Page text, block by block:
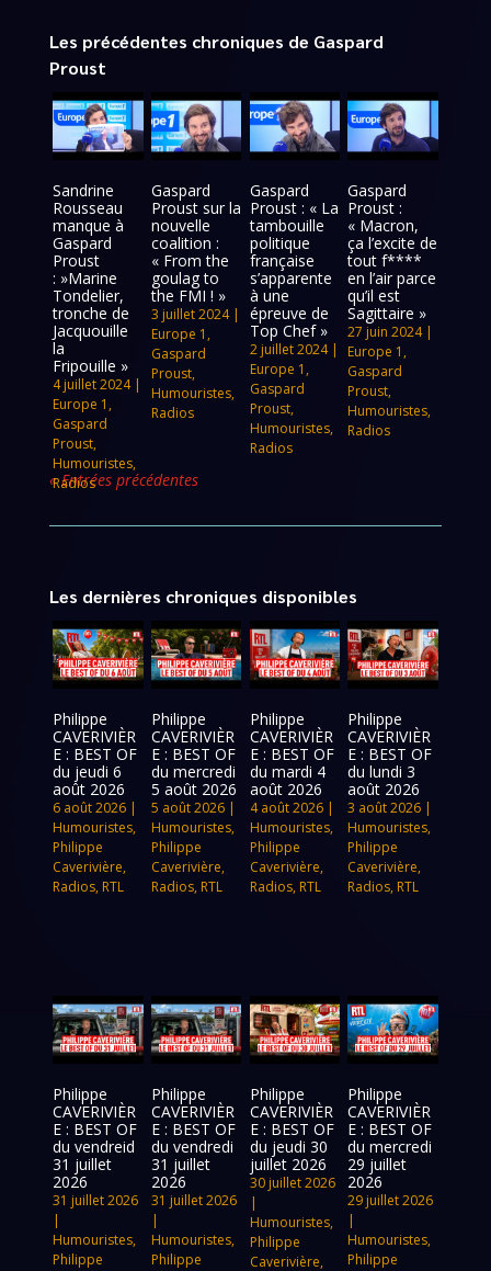
Les précédentes chroniques de Gaspard
Proust
Sandrine
Rousseau
manque à
Gaspard
Proust
: »Marine
Tondelier,
tronche de
Jacquouille
la
Fripouille »
4 juillet 2024|
Europe 1 ,
Gaspard
Proust,
Humouristes,
Radios
Gaspard
Proust sur la
nouvelle
coalition :
« From the
goulag to
the FMI ! »
3 juillet 2024|
Europe 1 ,
Gaspard
Proust,
Humouristes,
Radios
Gaspard
Proust : « La
tambouille
politique
française
s’apparente
à une
épreuve de
Top Chef »
2 juillet 2024|
Europe 1 ,
Gaspard
Proust,
Humouristes,
Radios
Gaspard
Proust :
« Macron,
ça l’excite de
tout f****
en l’air parce
qu’il est
Sagittaire »
27 juin 2024|
Europe 1 ,
Gaspard
Proust,
Humouristes,
Radios
« Entrées précédentes
Les dernières chroniques disponibles
Philippe
CAVERIVIÈR
E : BEST OF
du jeudi 6
août 2026
6 août 2026 |
Humouristes,
Philippe
Caverivière,
Radios, RTL
Philippe
CAVERIVIÈR
E : BEST OF
du mercredi
5 août 2026
5 août 2026|
Humouristes,
Philippe
Caverivière,
Radios, RTL
Philippe
CAVERIVIÈR
E : BEST OF
du mardi 4
août 2026
4 août 2026|
Humouristes,
Philippe
Caverivière,
Radios, RTL
Philippe
CAVERIVIÈR
E : BEST OF
du lundi 3
août 2026
3 août 2026 |
Humouristes,
Philippe
Caverivière,
Radios, RTL
Philippe
CAVERIVIÈR
E : BEST OF
du vendreid
31 juillet
2026
31 juillet 2026
|
Humouristes,
Philippe
Philippe
CAVERIVIÈR
E : BEST OF
du vendredi
31 juillet
2026
31 juillet 2026
|
Humouristes,
Philippe
Philippe
CAVERIVIÈR
E : BEST OF
du jeudi 30
juillet 2026
30 juillet 2026
|
Humouristes,
Philippe
Caverivière,
Philippe
CAVERIVIÈR
E : BEST OF
du mercredi
29 juillet
2026
29 juillet 2026
|
Humouristes,
Philippe